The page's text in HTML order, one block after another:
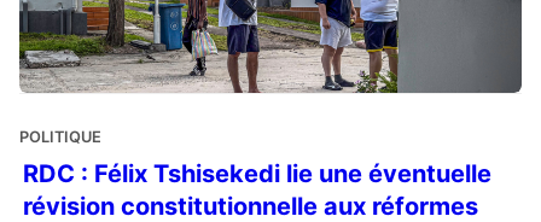
POLITIQUE
RDC : Félix Tshisekedi lie une éventuelle
révision constitutionnelle aux réformes